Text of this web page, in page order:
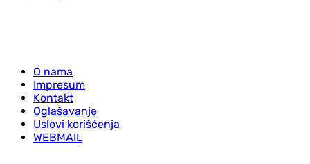
O nama
Impresum
Kontakt
Oglašavanje
Uslovi korišćenja
WEBMAIL